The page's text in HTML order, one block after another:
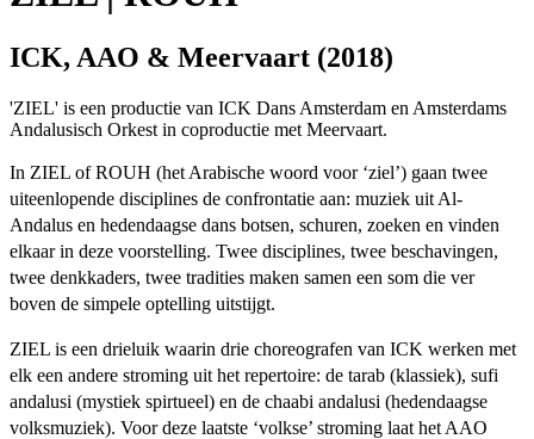
ICK, AAO & Meervaart (2018)
'ZIEL' is een productie van ICK Dans Amsterdam en Amsterdams
Andalusisch Orkest in coproductie met Meervaart.
In ZIEL of ROUH (het Arabische woord voor ‘ziel’) gaan twee
uiteenlopende disciplines de confrontatie aan: muziek uit Al-
Andalus en hedendaagse dans botsen, schuren, zoeken en vinden
elkaar in deze voorstelling. Twee disciplines, twee beschavingen,
twee denkkaders, twee tradities maken samen een som die ver
boven de simpele optelling uitstijgt.
ZIEL is een drieluik waarin drie choreografen van ICK werken met
elk een andere stroming uit het repertoire: de tarab (klassiek), sufi
andalusi (mystiek spirtueel) en de chaabi andalusi (hedendaagse
volksmuziek). Voor deze laatste ‘volkse’ stroming laat het AAO